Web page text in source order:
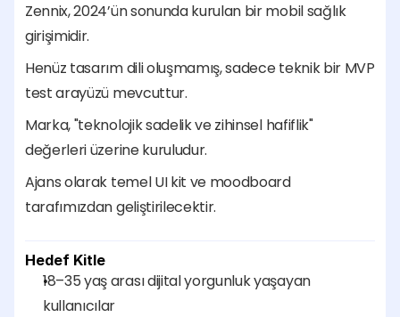
Zennix, 2024’ün sonunda kurulan bir mobil sağlık
girişimidir.
Henüz tasarım dili oluşmamış, sadece teknik bir MVP
test arayüzü mevcuttur.
Marka, "teknolojik sadelik ve zihinsel hafiflik"
değerleri üzerine kuruludur.
Ajans olarak temel UI kit ve moodboard
tarafımızdan geliştirilecektir.
Hedef Kitle
18–35 yaş arası dijital yorgunluk yaşayan
kullanıcılar